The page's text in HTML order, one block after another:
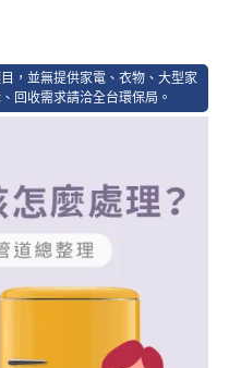
，並無提供家電、衣物、大型家
回收需求請洽全台環保局。